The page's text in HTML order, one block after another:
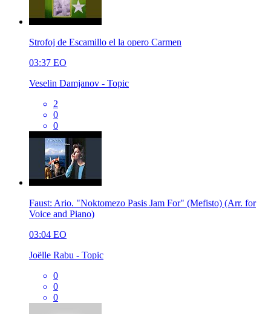
Strofoj de Escamillo el la opero Carmen
03:37 EO
Veselin Damjanov - Topic
2
0
0
Faust: Ario. "Noktomezo Pasis Jam For" (Mefisto) (Arr. for
Voice and Piano)
03:04 EO
Joëlle Rabu - Topic
0
0
0